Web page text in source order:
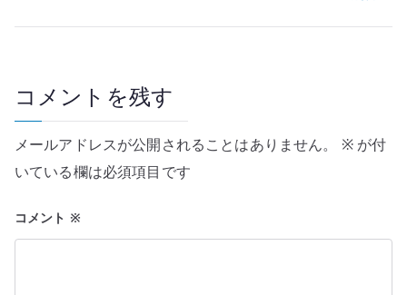
ゲ
ー
シ
ョ
コメントを残す
メールアドレスが公開されることはありません。 ※が付
いている欄は必須項目です
コメント ※